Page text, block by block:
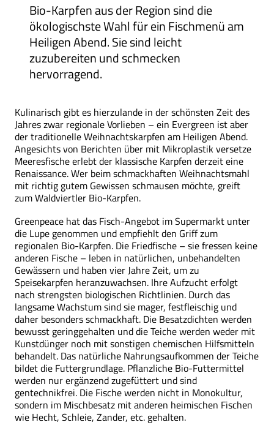
Bio-Karpfen aus der Region sind die
ökologischste Wahl für ein Fischmenü am
Heiligen Abend. Sie sind leicht
zuzubereiten und schmecken
hervorragend.
Kulinarisch gibt es hierzulande in der schönsten Zeit des
Jahres zwar regionale Vorlieben – ein Evergreen ist aber
der traditionelle Weihnachtskarpfen am Heiligen Abend.
Angesichts von Berichten über mit Mikroplastik versetze
Meeresfische erlebt der klassische Karpfen derzeit eine
Renaissance. Wer beim schmackhaften Weihnachtsmahl
mit richtig gutem Gewissen schmausen möchte, greift
zum Waldviertler Bio-Karpfen.
Greenpeace hat das Fisch-Angebot im Supermarkt unter
die Lupe genommen und empfiehlt den Griff zum
regionalen Bio-Karpfen. Die Friedfische – sie fressen keine
anderen Fische – leben in natürlichen, unbehandelten
Gewässern und haben vier Jahre Zeit, um zu
Speisekarpfen heranzuwachsen. Ihre Aufzucht erfolgt
nach strengsten biologischen Richtlinien. Durch das
langsame Wachstum sind sie mager, festfleischig und
daher besonders schmackhaft. Die Besatzdichten werden
bewusst geringgehalten und die Teiche werden weder mit
Kunstdünger noch mit sonstigen chemischen Hilfsmitteln
behandelt. Das natürliche Nahrungsaufkommen der Teiche
bildet die Futtergrundlage. Pflanzliche Bio-Futtermittel
werden nur ergänzend zugefüttert und sind
gentechnikfrei. Die Fische werden nicht in Monokultur,
sondern im Mischbesatz mit anderen heimischen Fischen
wie Hecht, Schleie, Zander, etc. gehalten.